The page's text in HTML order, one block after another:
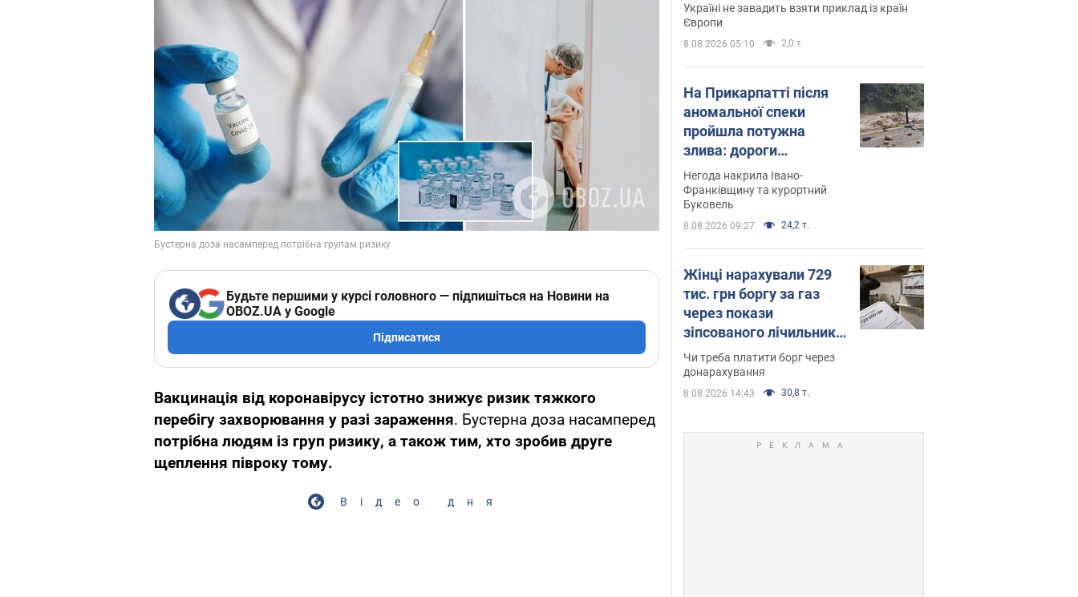
Будьте першими у курсі головного — підпишіться на Новини на
OBOZ.UA у Google
Підписатися
Вакцинація від коронавірусу істотно знижує ризик тяжкого
перебігу захворювання у разі зараження. Бустерна доза насамперед
потрібна людям із груп ризику, а також тим, хто зробив друге
щеплення півроку тому.
Відео дня
Україні не завадить взяти приклад із країн
Європи
8.08.2026 05:10 2,0 т.
На Прикарпатті після
аномальної спеки
пройшла потужна
злива: дороги
перетворились на
річки. Відео
Негода накрила Івано-
Франківщину та курортний
Буковель
8.08.2026 09:27 24,2 т.
Жінці нарахували 729
тис. грн боргу за газ
через покази
зіпсованого лічильника:
суддя ухвалив
неочікуване рішення
Чи треба платити борг через
донарахування
8.08.2026 14:43 30,8 т.